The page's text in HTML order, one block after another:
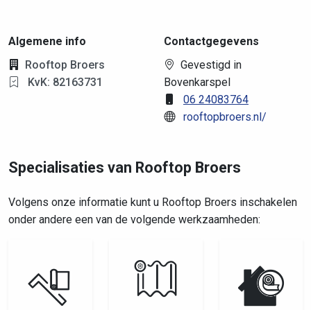
Algemene info
Rooftop Broers
KvK: 82163731
Contactgegevens
Gevestigd in
Bovenkarspel
06 24083764
rooftopbroers.nl/
Specialisaties van Rooftop Broers
Volgens onze informatie kunt u Rooftop Broers inschakelen
onder andere een van de volgende werkzaamheden: